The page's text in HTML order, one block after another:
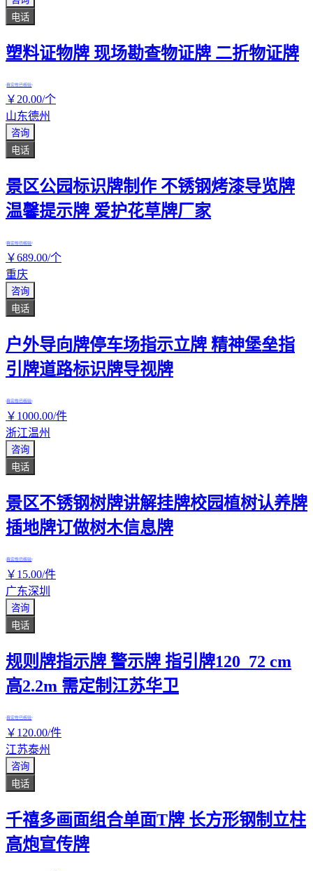
电话
塑料证物牌 现场勘查物证牌 二折物证牌
真实性已核验
￥20.00/个
山东德州
咨询
电话
景区公园标识牌制作 不锈钢烤漆导览牌
温馨提示牌 爱护花草牌厂家
真实性已核验
￥689.00/个
重庆
咨询
电话
户外导向牌停车场指示立牌 精神堡垒指
引牌道路标识牌导视牌
真实性已核验
￥ 1000.00/件
浙江温州
咨询
电话
景区不锈钢树牌讲解挂牌校园植树认养牌
插地牌订做树木信息牌
真实性已核验
￥ 15.00/件
广东深圳
咨询
电话
规则牌指示牌 警示牌 指引牌120_72 cm
高2.2m 需定制江苏华卫
真实性已核验
￥ 120.00/件
江苏泰州
咨询
电话
千禧多画面组合单面T牌 长方形钢制立柱
高炮宣传牌